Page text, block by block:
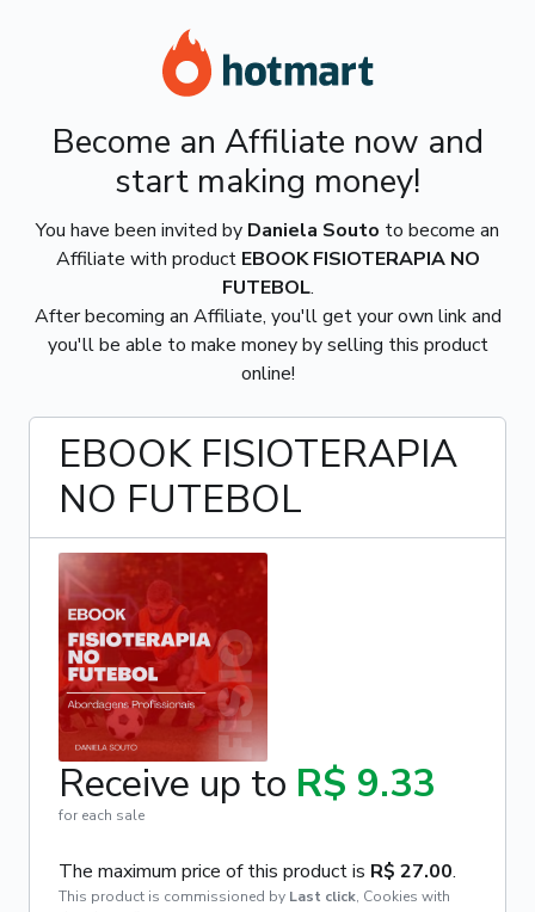
Become an Affiliate now and
start making money!
You have been invited by Daniela Souto to become an
Affiliate with product EBOOK FISIOTERAPIA NO
FUTEBOL.
After becoming an Affiliate, you'll get your own link and
you'll be able to make money by selling this product
online!
EBOOK FISIOTERAPIA
NO FUTEBOL
Receive up to R$ 9.33
for each sale
The maximum price of this product is R$ 27.00.
This product is commissioned by Last click, Cookies with